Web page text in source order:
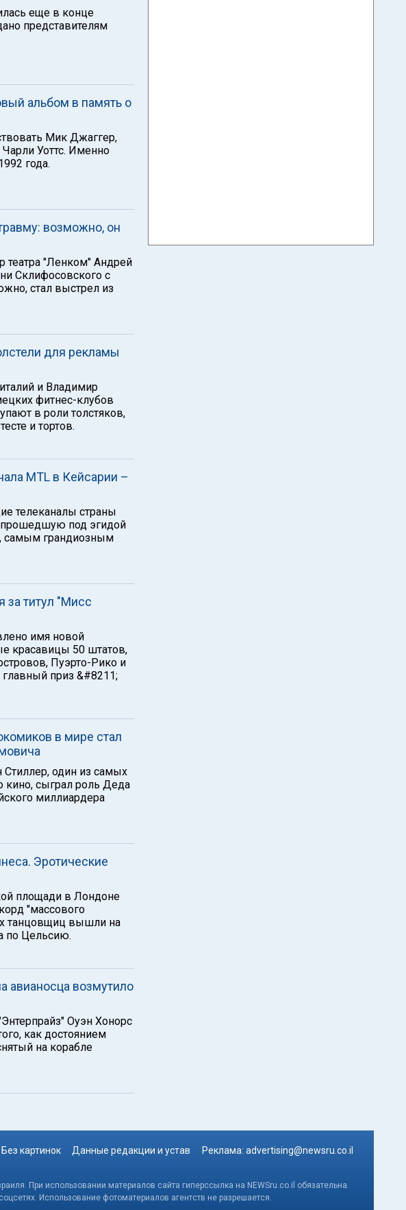
еще в конце
представителям
альбом в память о
Мик Джаггер,
Уоттс. Именно
года.
возможно, он
театра "Ленком" Андрей
Склифосовского с
стал выстрел из
для рекламы
и Владимир
фитнес-клубов
в роли толстяков,
и тортов.
MTL в Кейсарии –
телеканалы страны
прошедшую под эгидой
самым грандиозным
за титул "Мисс
имя новой
красавицы 50 штатов,
Пуэрто-Рико и
главный приз &#8211;
в мире стал
Стиллер, один из самых
кино, сыграл роль Деда
миллиардера
Эротические
площади в Лондоне
"массового
танцовщиц вышли на
по Цельсию.
авианосца возмутило
Оуэн Хонорс
как достоянием
на корабле
Без картинок Данные редакции и устав Реклама: advertising@newsru.co.il
При использовании материалов сайта гиперссылка на NEWSru.co.il обязательна.
Использование фотоматериалов агентств не разрешается.